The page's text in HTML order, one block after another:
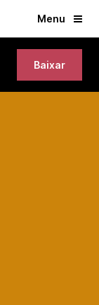
Menu
Baixar